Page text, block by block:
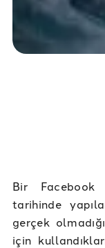
Bir Facebook
tarihinde
gerçek
için